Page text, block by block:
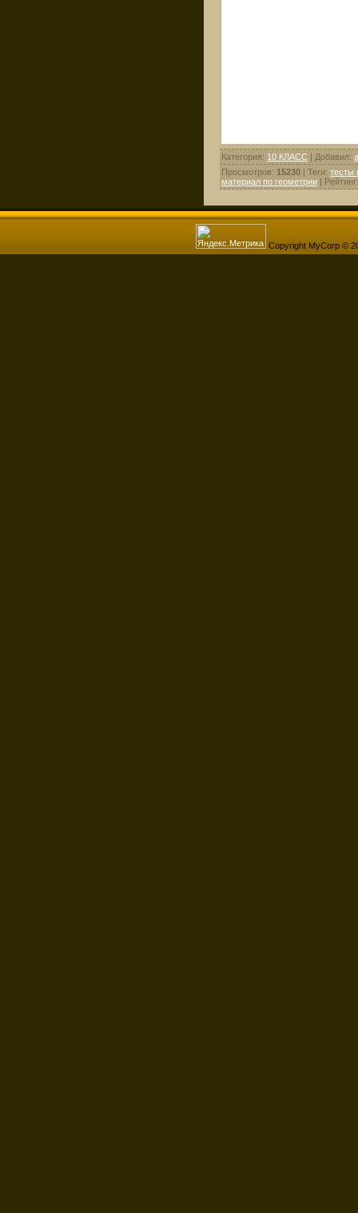
Категория: 10 КЛАСС | Добавил:
Просмотров: 15230 | Теги: тесты
материал по геометрии | Рейтинг
Copyright MyCorp ©